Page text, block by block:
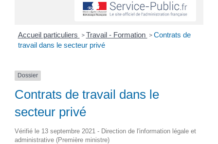
Accueil particuliers > Travail - Formation > Contrats de
travail dans le secteur privé
Dossier
Contrats de travail dans le
secteur privé
Vérifié le 13 septembre 2021 - Direction de l'information légale et
administrative (Première ministre)